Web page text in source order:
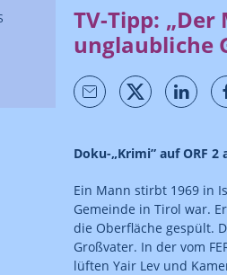
TV-Tipp:
unglaubliche
Doku-„Krimi” auf ORF
Ein Mann stirbt 1969 in
Gemeinde in Tirol war.
die Oberfläche gespült.
Großvater. In der vom
lüften Yair Lev und